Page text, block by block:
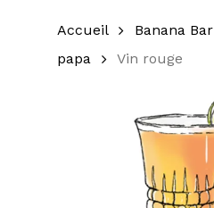
Accueil Banana Bar
papa
Vin rouge